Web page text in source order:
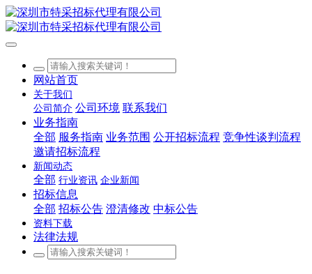
网站首页
关于我们
公司简介 公司环境 联系我们
业务指南
全部 服务指南 业务范围 公开招标流程 竞争性谈判流程
邀请招标流程
新闻动态
全部 行业资讯 企业新闻
招标信息
全部 招标公告 澄清修改 中标公告
资料下载
法律法规